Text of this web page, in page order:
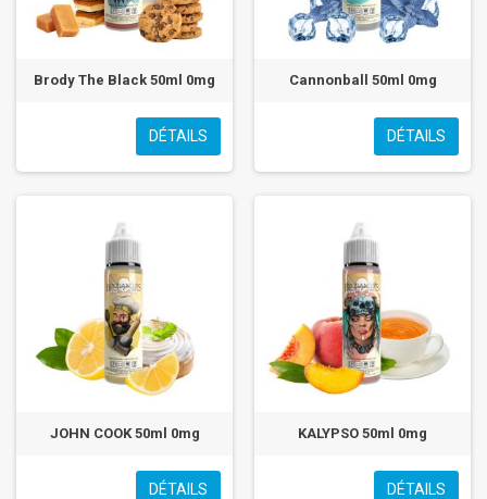
Brody The Black 50ml 0mg
DÉTAILS
Cannonball 50ml 0mg
DÉTAILS
JOHN COOK 50ml 0mg
DÉTAILS
KALYPSO 50ml 0mg
DÉTAILS